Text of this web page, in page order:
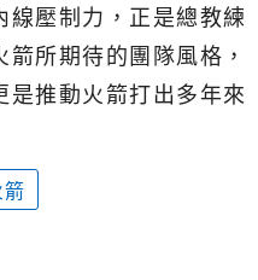
壓制力，正是總教練
所期待的團隊風格，
推動火箭打出多年來
箭